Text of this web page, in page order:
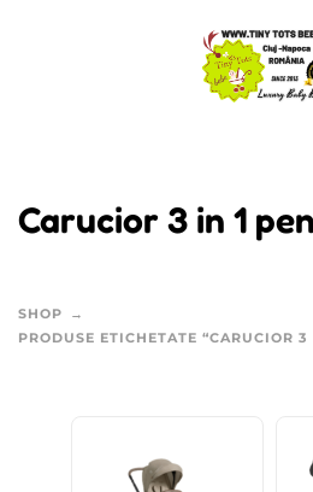
Carucior 3 in 1
SHOP
PRODUSE ETICHETATE “CARUCIOR